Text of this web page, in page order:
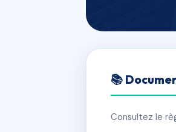
57
📍 57 grand
📚
Consultez le